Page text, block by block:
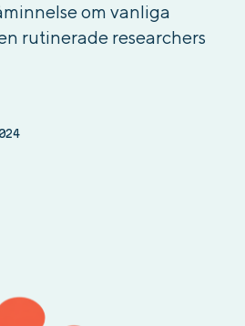
om vanliga
rutinerade researchers